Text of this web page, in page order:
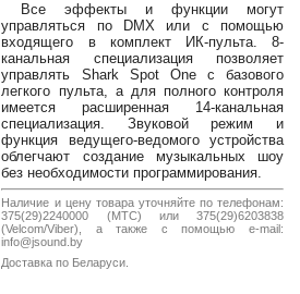
jsound.by
jsoundby
Все эффекты и функции могут
управляться по DMX или с помощью
входящего в комплект ИК-пульта. 8-
канальная специализация позволяет
управлять Shark Spot One с базового
легкого пульта, а для полного контроля
имеется расширенная 14-канальная
специализация. Звуковой режим и
функция ведущего-ведомого устройства
облегчают создание музыкальных шоу
без необходимости программирования.
Наличие и цену товара уточняйте по телефонам:
375(29)2240000 (МТС) или 375(29)6203838
(Velcom/Viber), а также с помощью e-mail:
info@jsound.by
Доставка по Беларуси.